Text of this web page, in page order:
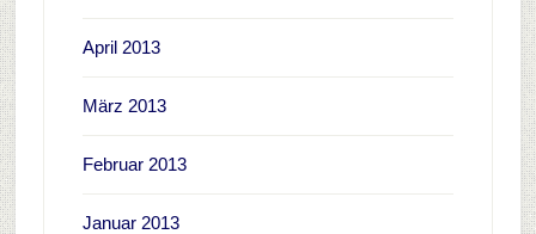
April 2013
März 2013
Februar 2013
Januar 2013